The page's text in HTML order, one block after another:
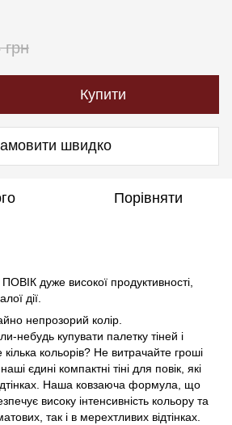
грн
Купити
швидко
Порівняти
дуже високої продуктивності,
дії.
непрозорий колір.
небудь купувати палетку тіней і
кольорів? Не витрачайте гроші
єдині компактні тіні для повік, які
Наша ковзаюча формула, що
високу інтенсивність кольору та
так і в мерехтливих відтінках.